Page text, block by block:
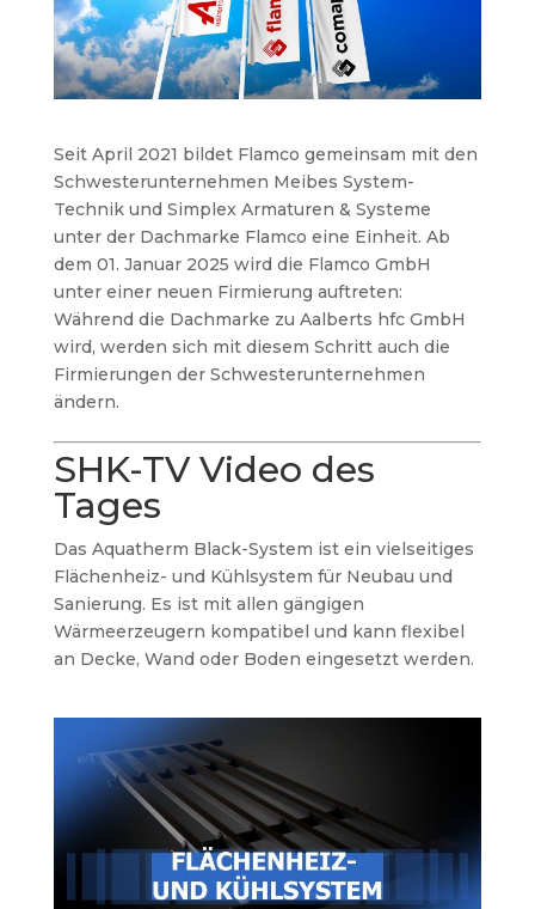
Seit April 2021 bildet Flamco gemeinsam mit den
Schwesterunternehmen Meibes System-
Technik und Simplex Armaturen & Systeme
unter der Dachmarke Flamco eine Einheit. Ab
dem 01. Januar 2025 wird die Flamco GmbH
unter einer neuen Firmierung auftreten:
Während die Dachmarke zu Aalberts hfc GmbH
wird, werden sich mit diesem Schritt auch die
Firmierungen der Schwesterunternehmen
ändern.
SHK-TV Video des
Tages
Das Aquatherm Black-System ist ein vielseitiges
Flächenheiz- und Kühlsystem für Neubau und
Sanierung. Es ist mit allen gängigen
Wärmeerzeugern kompatibel und kann flexibel
an Decke, Wand oder Boden eingesetzt werden.